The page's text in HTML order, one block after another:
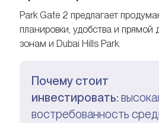
Park Gate 2 предлагает
планировки, удобства и прямой
зонам и Dubai Hills Park.
Почему стоит
инвестировать:
востребованность